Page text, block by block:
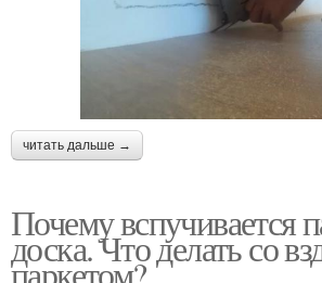
читать дальше →
Почему вспучивается
доска. Что делать со